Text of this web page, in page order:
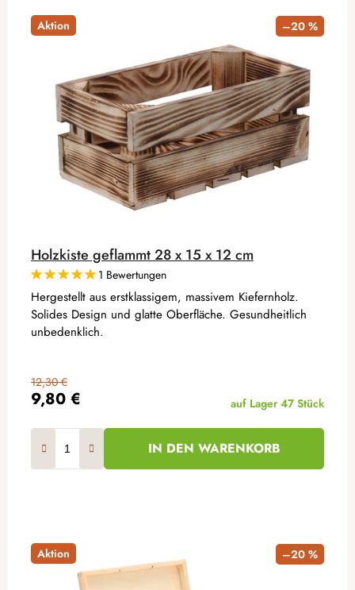
Aktion –20 %
Holzkiste geflammt 28 x 15 x 12 cm
1 Bewertungen
9,80 €
12,30 €
auf Lager 47 Stück
IN DEN WARENKORB
Hergestellt aus erstklassigem, massivem Kiefernholz.
Solides Design und glatte Oberfläche. Gesundheitlich
unbedenklich.
Aktion –20 %